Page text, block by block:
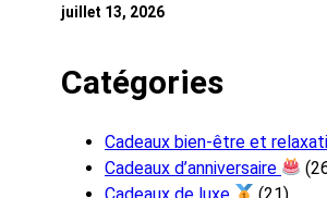
juillet 13, 2026
Catégories
Cadeaux bien-être et
Cadeaux d’anniversaire